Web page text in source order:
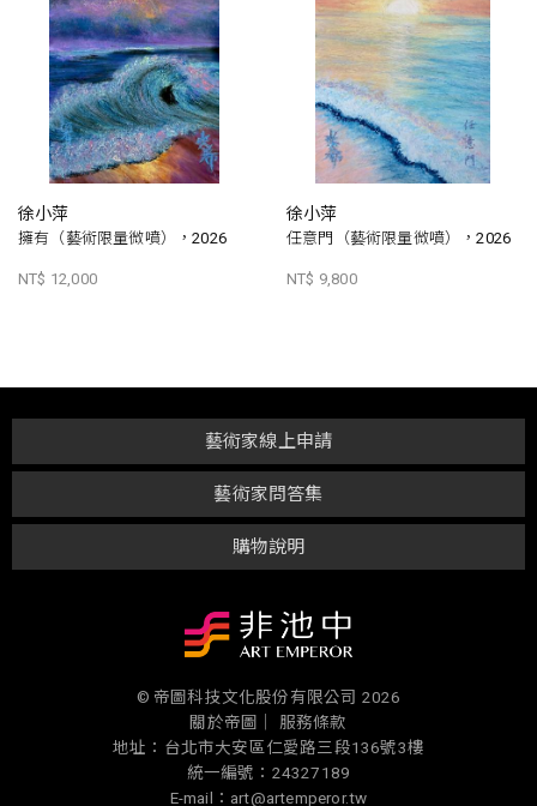
徐小萍
擁有（藝術限量微噴），2026
NT$ 12,000
徐小萍
任意門（藝術限量微噴），2026
NT$ 9,800
購物說明
藝術家問答集
藝術家線上申請
© 帝圖科技文化股份有限公司 2026
關於帝圖｜
服務條款
地址：台北市大安區仁愛路三段136號3樓
統一編號：24327189
E-mail：art@artemperor.tw